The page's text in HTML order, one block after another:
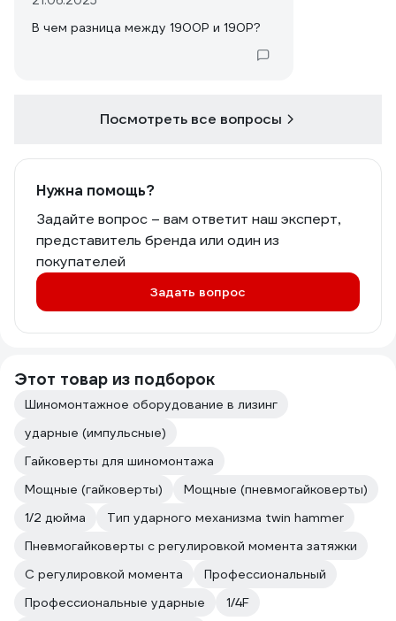
В чем разница между 1900Р и 190Р?
Посмотреть все вопросы
Нужна помощь?
Задайте вопрос – вам ответит наш эксперт,
представитель бренда или один из
покупателей
Задать вопрос
Этот товар из подборок
Шиномонтажное оборудование в лизинг
ударные (импульсные)
Гайковерты для шиномонтажа
Мощные (гайковерты)
Мощные (пневмогайковерты)
1/2 дюйма
Тип ударного механизма twin hammer
Пневмогайковерты с регулировкой момента затяжки
С регулировкой момента
Профессиональный
Профессиональные ударные
1/4F